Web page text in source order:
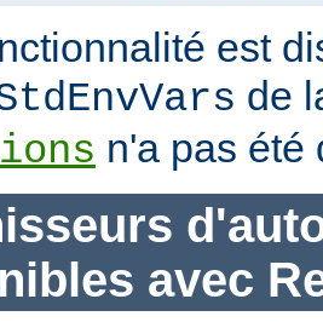
est
de
n'a pas été
avec